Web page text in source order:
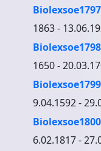
1863 -
1650 -
9.04.1592 -
6.02.1817 -